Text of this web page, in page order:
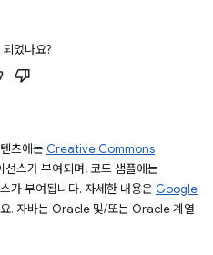
었나요?
츠에는 Creative Commons
선스가 부여되며, 코드 샘플에는
가 부여됩니다. 자세한 내용은 Google
. 자바는 Oracle 및/또는 Oracle 계열